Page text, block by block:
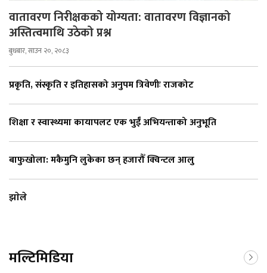
वातावरण निरीक्षकको योग्यता: वातावरण विज्ञानको
अस्तित्वमाथि उठेको प्रश्न
बुधबार, साउन २०, २०८३
प्रकृति, संस्कृति र इतिहासको अनुपम त्रिवेणीः राजकोट
शिक्षा र स्वास्थ्यमा कायापलट एक भुईँ अभियन्ताको अनुभूति
बाफुखोला: मकैमुनि लुकेका छन् हजारौँ क्विन्टल आलु
झाेले
मल्टिमिडिया